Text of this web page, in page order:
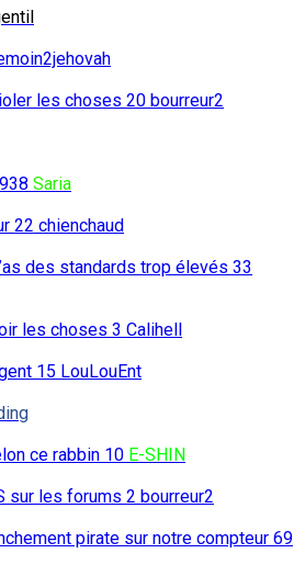
les choses 20 bourreur2
Saria
22 chienchaud
des standards trop élevés 33
les choses 3 Calihell
15 LouLouEnt
ce rabbin 10 E-SHIN
sur les forums 2 bourreur2
pirate sur notre compteur 69